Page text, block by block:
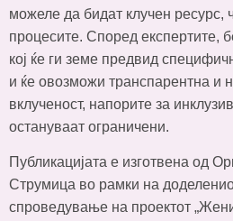
можеле да бидат клучен ресурс,
процесите. Според експертите,
кој ќе ги земе предвид
и ќе овозможи транспарентна и
вклученост, напорите за
остануваат ограничени.
Публикацијата е изготвена од
Струмица во рамки на
спроведување на проектот